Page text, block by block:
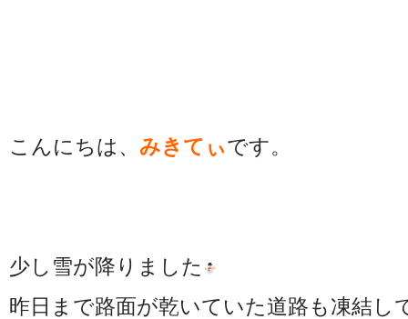
こんにちは、 みきてぃです。
少し雪が降りました
昨日まで路面が乾いていた道路も凍結し